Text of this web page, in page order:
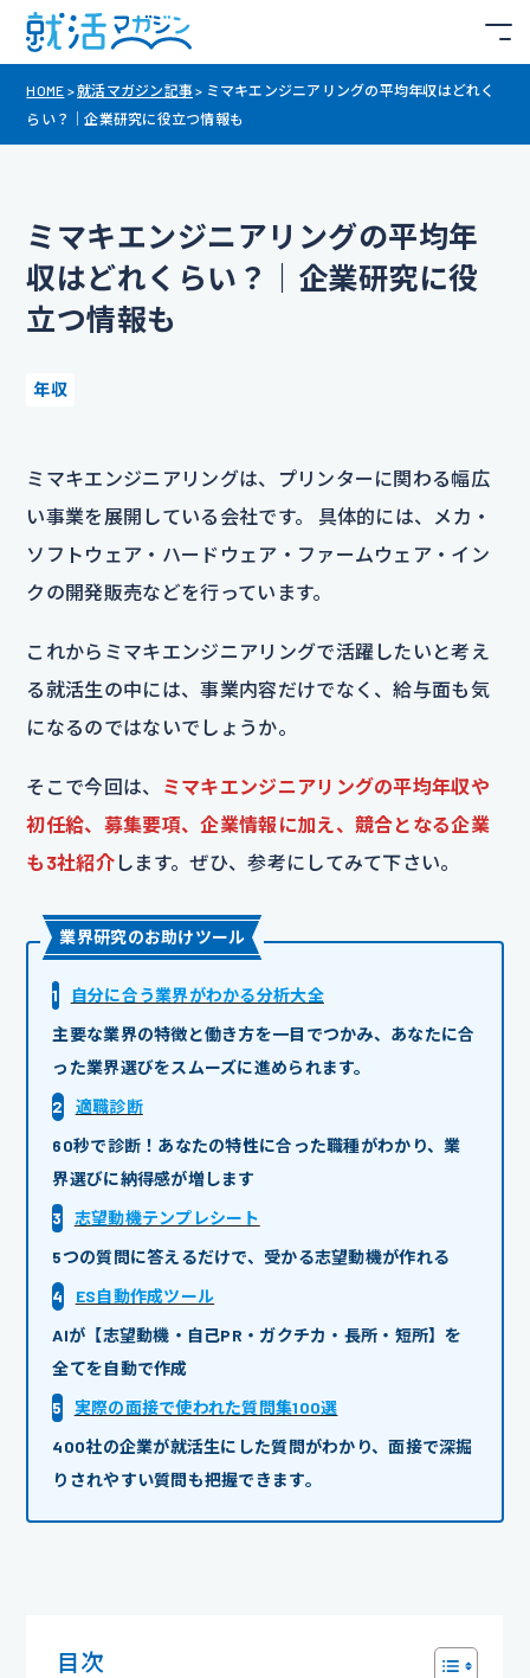
HOME >就活マガジン記事 > ミマキエンジニアリングの平均年収はどれく
らい？｜企業研究に役立つ情報も
ミマキエンジニアリングの平均年
収はどれくらい？｜企業研究に役
立つ情報も
年収
ミマキエンジニアリングは、プリンターに関わる幅広
い事業を展開している会社です。 具体的には、メカ・
ソフトウェア・ハードウェア・ファームウェア・イン
クの開発販売などを行っています。
これからミマキエンジニアリングで活躍したいと考え
る就活生の中には、事業内容だけでなく、給与面も気
になるのではないでしょうか。
そこで今回は、
ミマキエンジニアリングの平均年収や
初任給、募集要項、企業情報に加え、競合となる企業
も3社紹介 します。ぜひ、参考にしてみて下さい。
業界研究のお助けツール
1
自分に合う業界がわかる分析大全
主要な業界の特徴と働き方を一目でつかみ、あなたに合
った業界選びをスムーズに進められます。
2
適職診断
60秒で診断！あなたの特性に合った職種がわかり、業
界選びに納得感が増します
3
志望動機テンプレシート
5つの質問に答えるだけで、受かる志望動機が作れる
4
ES自動作成ツール
AIが【志望動機・自己PR・ガクチカ・長所・短所】を
全てを自動で作成
5
実際の面接で使われた質問集100選
400社の企業が就活生にした質問がわかり、面接で深掘
りされやすい質問も把握できます。
目次